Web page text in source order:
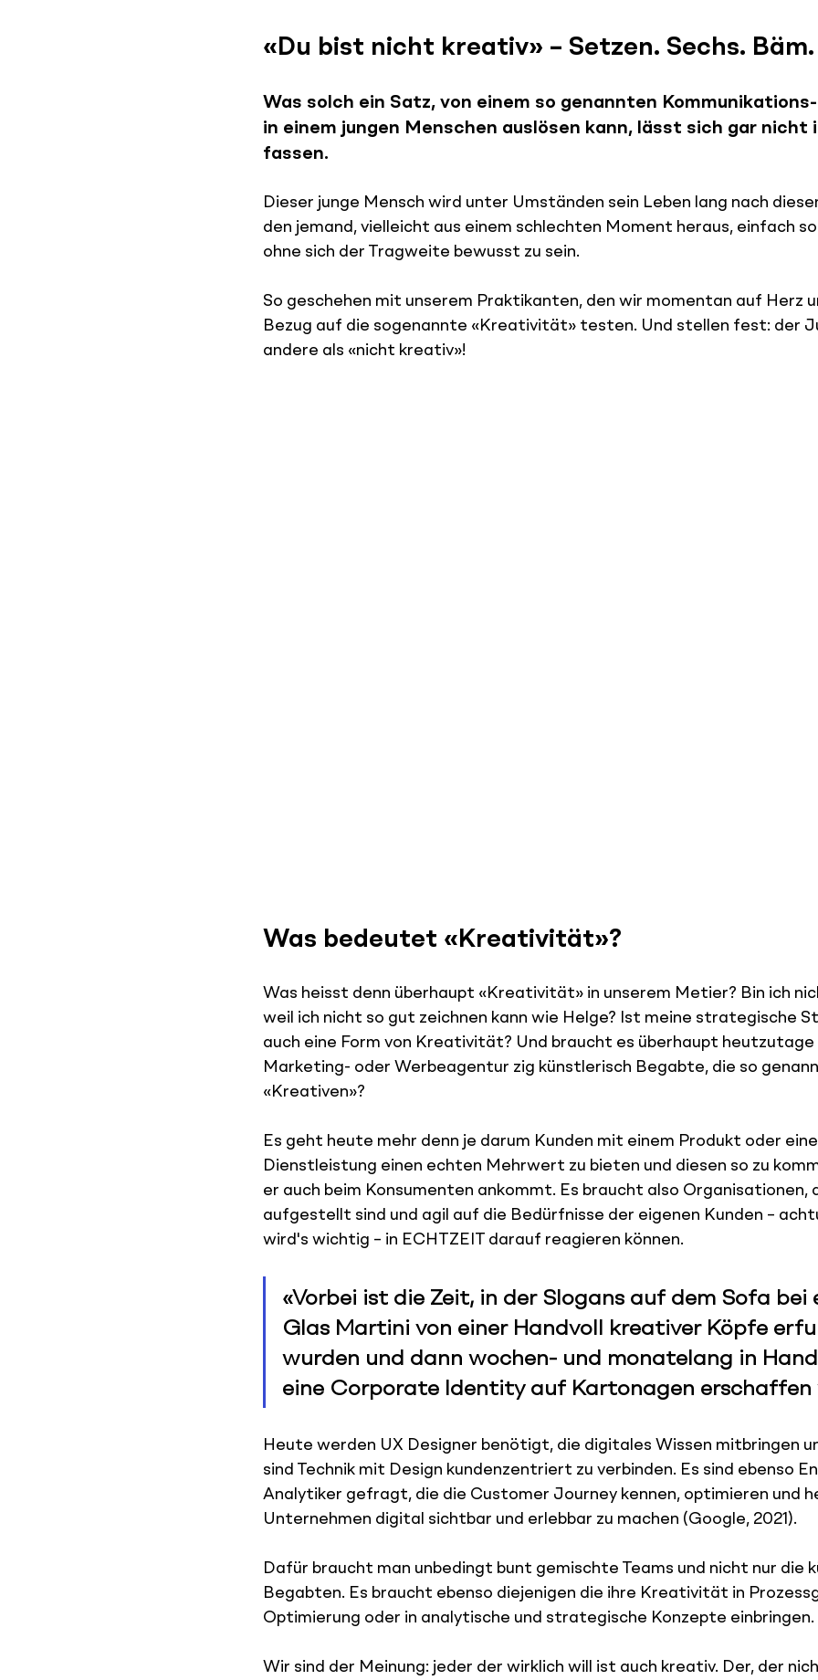
«Du bist nicht kreativ» – Setzen. Sechs.
Was solch ein Satz, von einem so genannten
in einem jungen Menschen auslösen kann, lässt sich gar
fassen.
Dieser junge Mensch wird unter Umständen sein Leben lang nach
den jemand, vielleicht aus einem schlechten Moment heraus, einfach
ohne sich der Tragweite bewusst zu sein.
So geschehen mit unserem Praktikanten, den wir momentan auf Herz
Bezug auf die sogenannte «Kreativität» testen. Und stellen fest: der
andere als «nicht kreativ»!
Was bedeutet «Kreativität»?
Was heisst denn überhaupt «Kreativität» in unserem Metier? Bin ich
weil ich nicht so gut zeichnen kann wie Helge? Ist meine strategische
auch eine Form von Kreativität? Und braucht es überhaupt
Marketing- oder Werbeagentur zig künstlerisch Begabte, die so
«Kreativen»?
Es geht heute mehr denn je darum Kunden mit einem Produkt oder
Dienstleistung einen echten Mehrwert zu bieten und diesen so zu
er auch beim Konsumenten ankommt. Es braucht also Organisationen,
aufgestellt sind und agil auf die Bedürfnisse der eigenen Kunden –
wird's wichtig – in ECHTZEIT darauf reagieren können.
«Vorbei ist die Zeit, in der Slogans auf dem Sofa bei
Glas Martini von einer Handvoll kreativer Köpfe
wurden und dann wochen- und monatelang in
eine Corporate Identity auf Kartonagen erschaffen
Heute werden UX Designer benötigt, die digitales Wissen mitbringen
sind Technik mit Design kundenzentriert zu verbinden. Es sind ebenso
Analytiker gefragt, die die Customer Journey kennen, optimieren und
Unternehmen digital sichtbar und erlebbar zu machen (Google, 2021).
Dafür braucht man unbedingt bunt gemischte Teams und nicht nur die
Begabten. Es braucht ebenso diejenigen die ihre Kreativität in
Optimierung oder in analytische und strategische Konzepte einbringen.
Wir sind der Meinung: jeder der wirklich will ist auch kreativ. Der, der